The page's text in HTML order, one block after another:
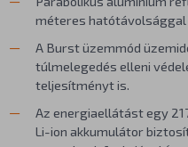
méteres hatótávolsággal
A Burst üzemmód
túlmelegedés elleni
teljesítményt is.
Az energiaellátást egy
Li-ion akkumulátor